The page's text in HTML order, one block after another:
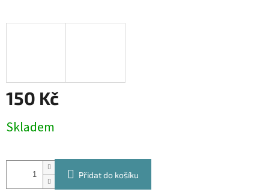
150 Kč
cena:
Skladem
Přidat do košíku